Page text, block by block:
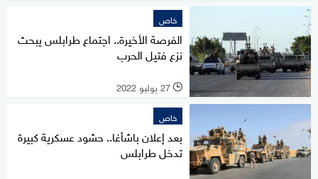
خاص
الفرصة الأخيرة.. اجتماع طرابلس يبحث
نزع فتيل الحرب
l 27 يوليو 2022
خاص
بعد إعلان باشأغا.. حشود عسكرية كبيرة
تدخل طرابلس